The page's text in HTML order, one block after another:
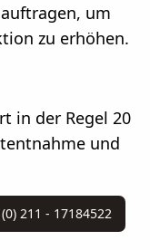
um
zu erhöhen.
in der Regel 20
und
211 - 17184522